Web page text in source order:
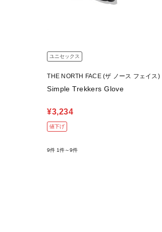
ユニセックス
THE NORTH FACE (ザ ノース フェイス)
Simple Trekkers Glove
¥3,234
値下げ
9件 1件～9件